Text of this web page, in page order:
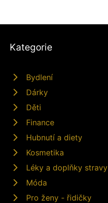
Kategorie
Bydlení
Dárky
Děti
Finance
Hubnutí a diety
Kosmetika
Léky a doplňky stravy
Móda
Pro ženy - řidičky